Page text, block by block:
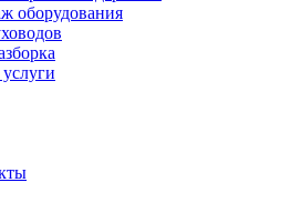
оборудования